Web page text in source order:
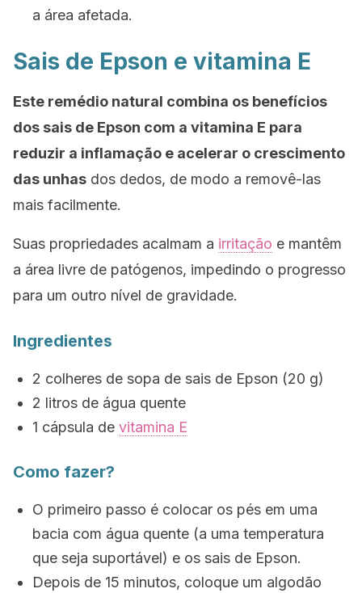
a área afetada.
Sais de Epson e vitamina E
Este remédio natural combina os benefícios
dos sais de Epson com a vitamina E para
reduzir a inflamação e acelerar o crescimento
das unhas dos dedos, de modo a removê-las
mais facilmente.
Suas propriedades acalmam a irritação e mantêm
a área livre de patógenos, impedindo o progresso
para um outro nível de gravidade.
Ingredientes
2 colheres de sopa de sais de Epson (20 g)
2 litros de água quente
1 cápsula de vitamina E
Como fazer?
O primeiro passo é colocar os pés em uma
bacia com água quente (a uma temperatura
que seja suportável) e os sais de Epson.
Depois de 15 minutos, coloque um algodão